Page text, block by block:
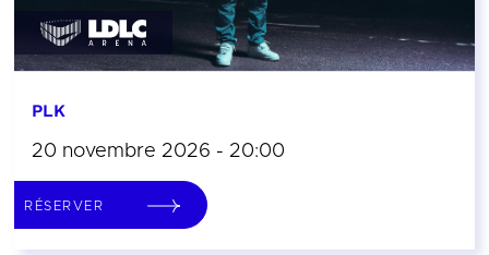
PLK
20 novembre 2026 - 20:00
RÉSERVER